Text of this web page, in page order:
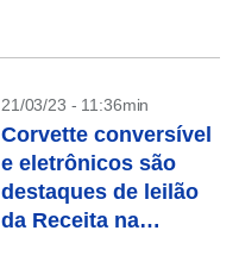
21/03/23 - 11:36min
Corvette conversível
e eletrônicos são
destaques de leilão
da Receita na